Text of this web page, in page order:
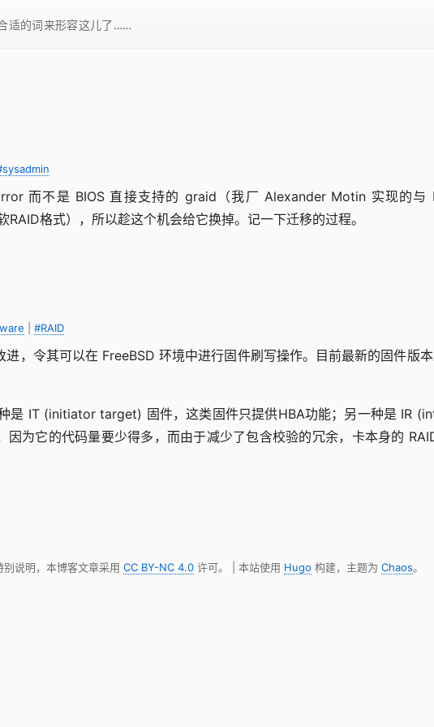
适的词来形容这儿了……
而不是 BIOS 直接支持的 graid（我厂 Alexander Motin 实现的与
格式），所以趁这个机会给它换掉。记一下迁移的过程。
#RAID
，令其可以在 FreeBSD 环境中进行固件刷写操作。目前最新的固件版
是 IT (initiator target) 固件，这类固件只提供HBA功能；另一种是 IR
为它的代码量要少得多，而由于减少了包含校验的冗余，卡本身的
别说明，本博客文章采用 CC BY-NC 4.0许可。 | 本站使用 Hugo 构建，主题为 Chaos。